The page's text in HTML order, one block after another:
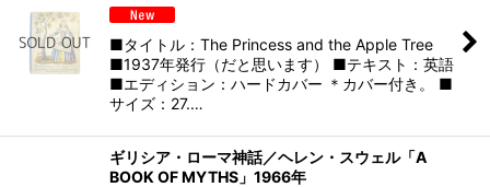
■タイトル：The Princess and the Apple Tree
■1937年発行（だと思います） ■テキスト：英語
■エディション：ハードカバー ＊カバー付き。 ■
サイズ：27.…
ギリシア・ローマ神話／ヘレン・スウェル「A
BOOK OF MYTHS」1966年